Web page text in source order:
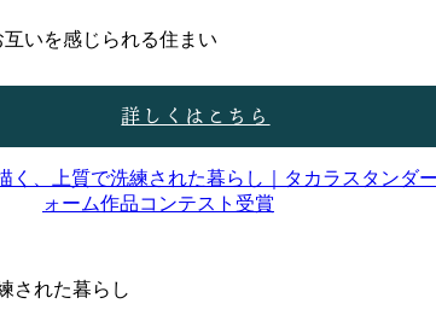
いを感じられる住まい
詳しくはこちら
された暮らし